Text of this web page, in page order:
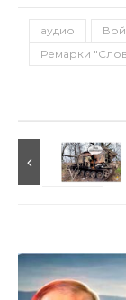
аудио
Ремарки